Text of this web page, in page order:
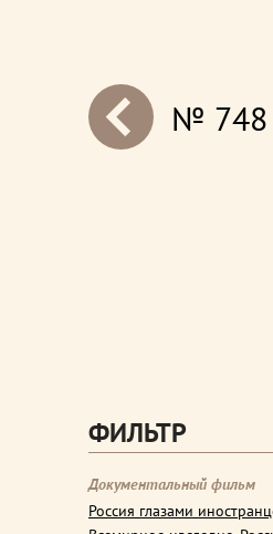
next№ 748
ФИЛЬТР
Документальный фильм
Россия глазами